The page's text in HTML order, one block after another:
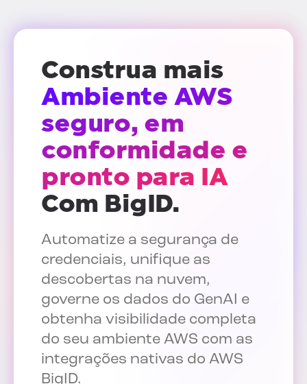
Construa mais
Ambiente AWS
seguro, em
conformidade e
pronto para IA
Com BigID.
Automatize a segurança de
credenciais, unifique as
descobertas na nuvem,
governe os dados do GenAI e
obtenha visibilidade completa
do seu ambiente AWS com as
integrações nativas do AWS
BigID.